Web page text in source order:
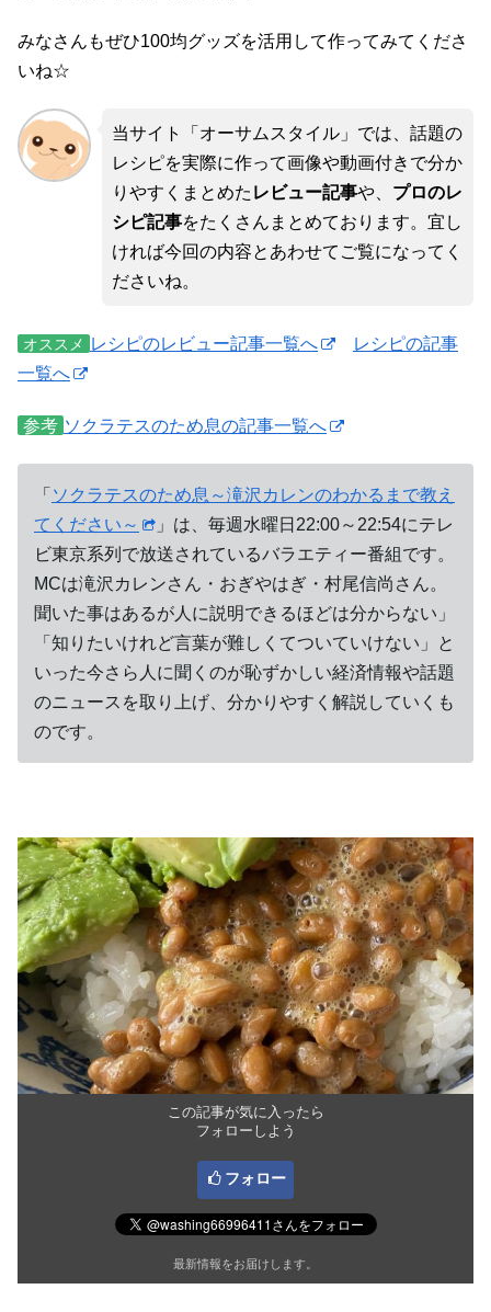
みなさんもぜひ100均グッズを活用して作ってみてくださ
いね☆
当サイト「オーサムスタイル」では、話題の
レシピを実際に作って画像や動画付きで分か
りやすくまとめた レビュー記事や、 プロのレ
シピ記事をたくさんまとめております。宜し
ければ今回の内容とあわせてご覧になってく
ださいね。
オススメ レシピのレビュー記事一覧へ
レシピの記事
一覧へ
参考 ソクラテスのため息の記事一覧へ
「 ソクラテスのため息～滝沢カレンのわかるまで教え
てください～
」は、毎週水曜日22:00～22:54にテレ
ビ東京系列で放送されているバラエティー番組です。
MCは滝沢カレンさん・おぎやはぎ・村尾信尚さん。
聞いた事はあるが人に説明できるほどは分からない」
「知りたいけれど言葉が難しくてついていけない」と
いった今さら人に聞くのが恥ずかしい経済情報や話題
のニュースを取り上げ、分かりやすく解説していくも
のです。
この記事が気に入ったら
フォローしよう
フォロー
最新情報をお届けします。